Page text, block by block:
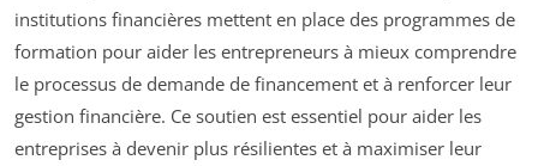
institutions financières mettent en place des programmes de
formation pour aider les entrepreneurs à mieux comprendre
le processus de demande de financement et à renforcer leur
gestion financière. Ce soutien est essentiel pour aider les
entreprises à devenir plus résilientes et à maximiser leur